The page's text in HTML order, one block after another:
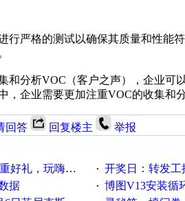
行严格的测试以确保其质量和性能
和分析VOC（客户之声），企业
，企业需要更加注重VOC的收集和
回答 回复楼主 举报
礼，玩嗨夏日！ · 开奖日：转发工控速派
据 · 博图V13安装循环重启